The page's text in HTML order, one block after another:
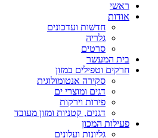
ראשי
אודות
חדשות ועדכונים
גלריה
סרטים
בית המעשר
חרקים וטפילים במזון
סקירה אנטומולוגית
דגים ומוצרי ים
פירות וירקות
דגנים, קטניות ומזון מעובד
פעילות המכון
גליונות ועלונים